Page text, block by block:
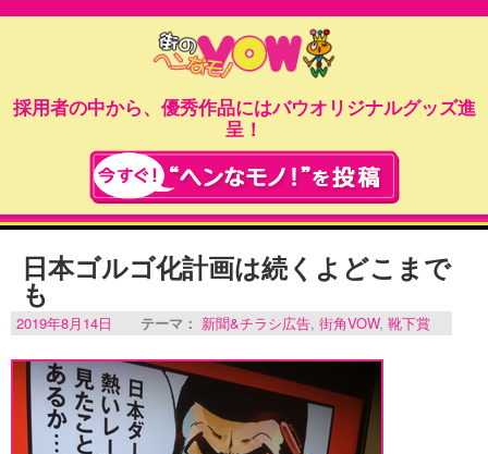
採用者の中から、優秀作品にはバウオリジナルグッズ進
呈！
日本ゴルゴ化計画は続くよどこまで
も
2019年8月14日 テーマ： 新聞&チラシ広告, 街角VOW, 靴下賞